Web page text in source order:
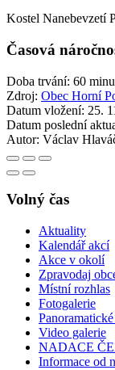
Kostel Nanebevzetí
Časová
Doba trvání: 60
Zdroj: Obec Horní
Datum vložení: 25.
Datum poslední
Autor: Václav
Volný čas
Aktuality
Kalendář akcí
Akce v okolí
Zpravodaj
Místní rozhlas
Fotogalerie
Video galerie
NADACE
Informace od